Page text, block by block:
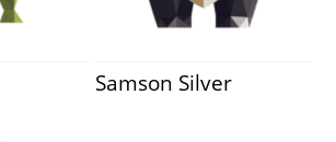
Samson Silver